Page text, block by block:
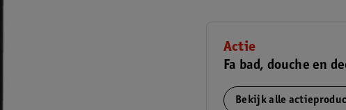
Actie
Fa bad, douche en
Bekijk alle